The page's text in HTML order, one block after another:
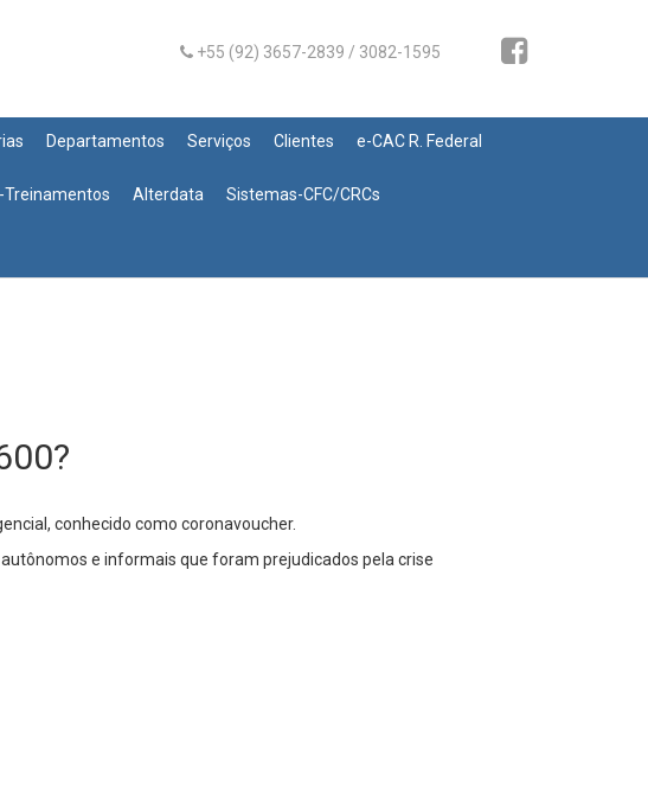
+55 (92) 3657-2839 / 3082-1595
Departamentos Serviços Clientes e-CAC R. Federal
Treinamentos Alterdata Sistemas-CFC/CRCs
conhecido como coronavoucher.
e informais que foram prejudicados pela crise